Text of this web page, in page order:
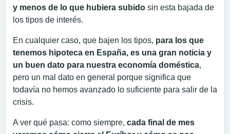
y menos de lo que hubiera subido sin esta bajada de
los tipos de interés.
En cualquier caso, que bajen los tipos, para los que
tenemos hipoteca en España, es una gran noticia y
un buen dato para nuestra economía doméstica,
pero un mal dato en general porque significa que
todavía no hemos avanzado lo suficiente para salir de la
crisis.
A ver qué pasa: como siempre, cada final de mes